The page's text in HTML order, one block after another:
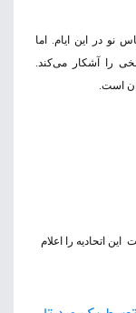
نو در این ایام. اما
را آشکار می‌کند.
است.
اتحادیه را اعلام